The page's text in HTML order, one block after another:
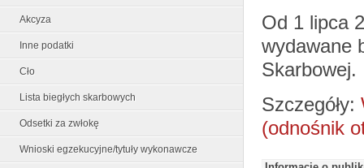
Akcyza
Inne podatki
Cło
Lista biegłych skarbowych
Odsetki za zwłokę
Wnioski egzekucyjne/tytuły wykonawcze
Od 1 lipca
wydawane
Skarbowej.
Szczegóły:
(odnośnik